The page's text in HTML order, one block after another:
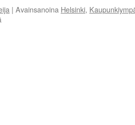
| Avainsanoina Helsinki,